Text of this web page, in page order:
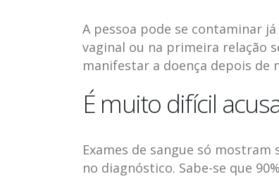
A pessoa pode se contaminar
vaginal ou na primeira relação
manifestar a doença depois
É muito difícil
Exames de sangue só mostram
no diagnóstico. Sabe-se que